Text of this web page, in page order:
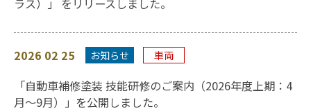
ラス）」 をリリースしました。
2026 02 25 お知らせ 車両
「自動車補修塗装 技能研修のご案内（2026年度上期：4
月～9月）」を公開しました。